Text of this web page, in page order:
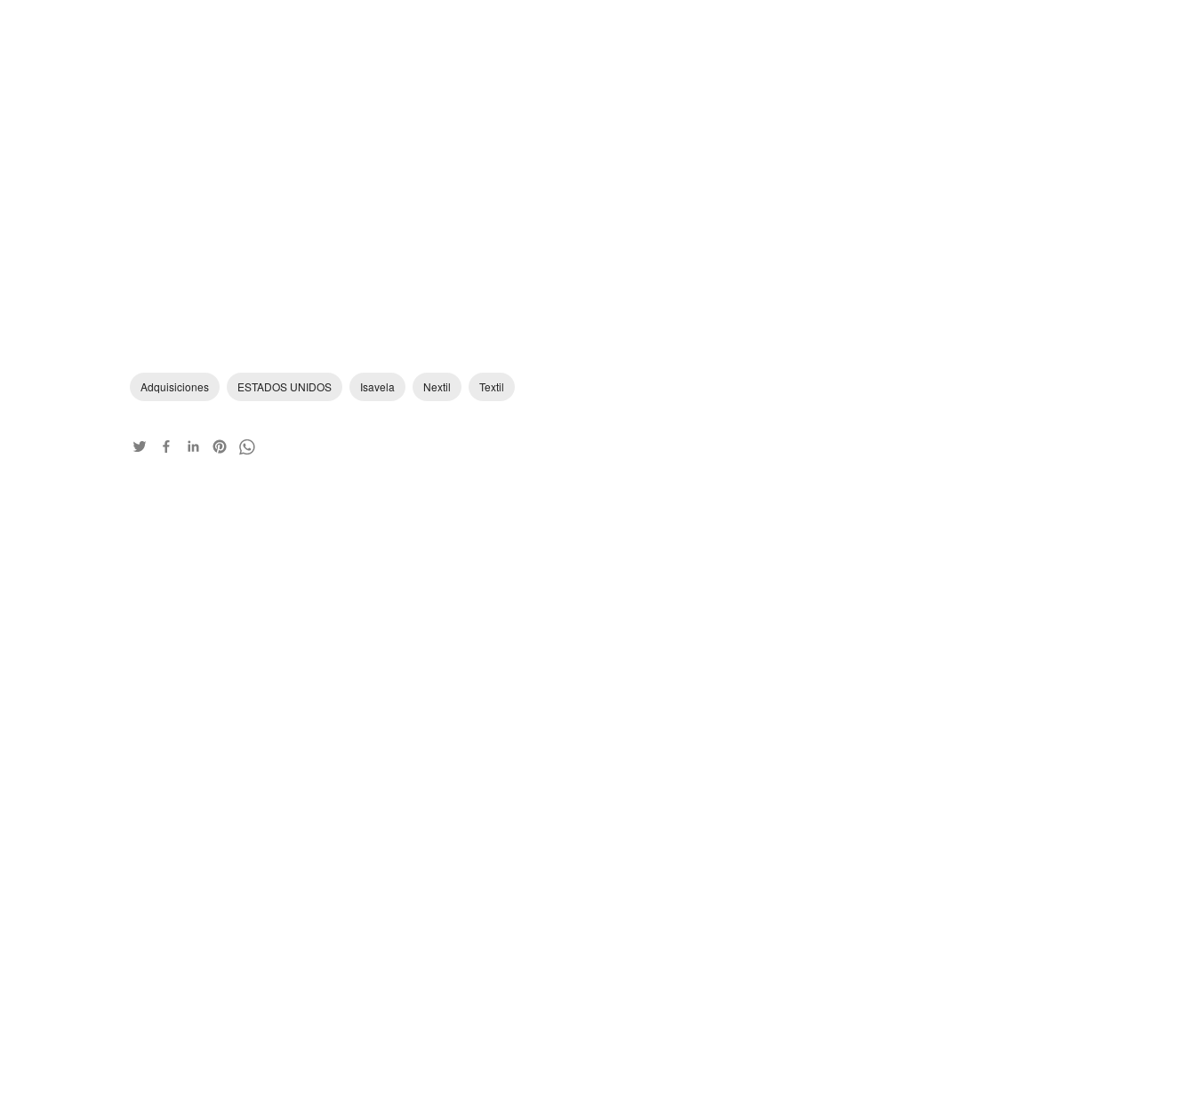
Adquisiciones ESTADOS UNIDOS Isavela Nextil Textil